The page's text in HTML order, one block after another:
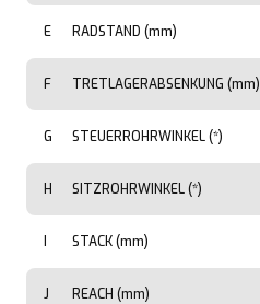
E RADSTAND (mm)
F TRETLAGERABSENKUNG (mm)
G STEUERROHRWINKEL (*)
H SITZROHRWINKEL (*)
STACK (mm)
J REACH (mm)